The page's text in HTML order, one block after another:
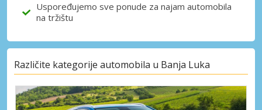
Uspoređujemo sve ponude za najam automobila
na tržištu
Različite kategorije automobila u Banja Luka